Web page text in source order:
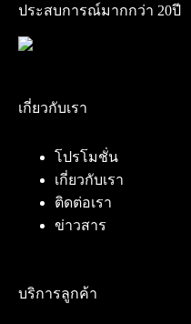
ประสบการณ์มากกว่า 20ปี
เกี่ยวกับเรา
โปรโมชั่น
เกี่ยวกับเรา
ติดต่อเรา
ข่าวสาร
บริการลูกค้า